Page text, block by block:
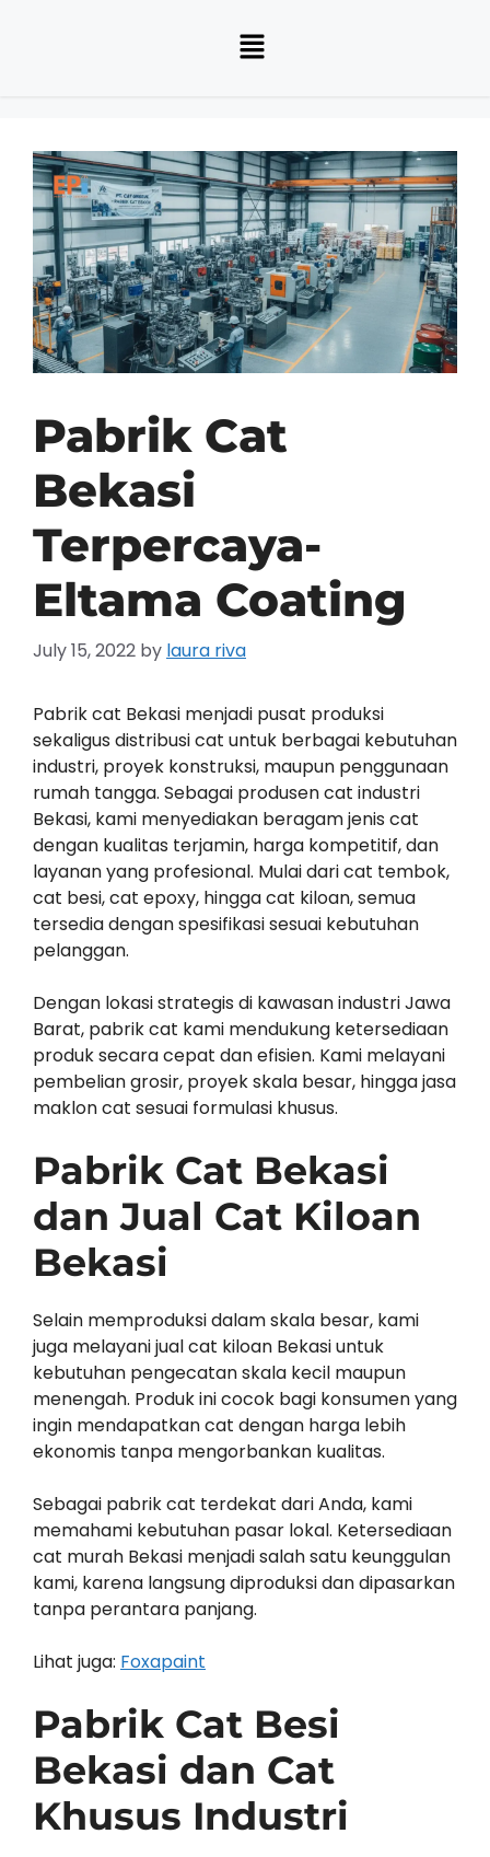
Pabrik Cat
Bekasi
Terpercaya-
Eltama Coating
July 15, 2022 by laura riva
Pabrik cat Bekasi menjadi pusat produksi
sekaligus distribusi cat untuk berbagai kebutuhan
industri, proyek konstruksi, maupun penggunaan
rumah tangga. Sebagai produsen cat industri
Bekasi, kami menyediakan beragam jenis cat
dengan kualitas terjamin, harga kompetitif, dan
layanan yang profesional. Mulai dari cat tembok,
cat besi, cat epoxy, hingga cat kiloan, semua
tersedia dengan spesifikasi sesuai kebutuhan
pelanggan.
Dengan lokasi strategis di kawasan industri Jawa
Barat, pabrik cat kami mendukung ketersediaan
produk secara cepat dan efisien. Kami melayani
pembelian grosir, proyek skala besar, hingga jasa
maklon cat sesuai formulasi khusus.
Pabrik Cat Bekasi
dan Jual Cat Kiloan
Bekasi
Selain memproduksi dalam skala besar, kami
juga melayani jual cat kiloan Bekasi untuk
kebutuhan pengecatan skala kecil maupun
menengah. Produk ini cocok bagi konsumen yang
ingin mendapatkan cat dengan harga lebih
ekonomis tanpa mengorbankan kualitas.
Sebagai pabrik cat terdekat dari Anda, kami
memahami kebutuhan pasar lokal. Ketersediaan
cat murah Bekasi menjadi salah satu keunggulan
kami, karena langsung diproduksi dan dipasarkan
tanpa perantara panjang.
Lihat juga: Foxapaint
Pabrik Cat Besi
Bekasi dan Cat
Khusus Industri